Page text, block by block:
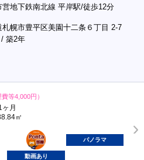
営地下鉄南北線 平岸駅/徒歩12分
札幌市豊平区美園十二条６丁目 2-7
築2年
費等4,000円）
月
㎡
ポンタ
部屋
パノラマ
動画あり